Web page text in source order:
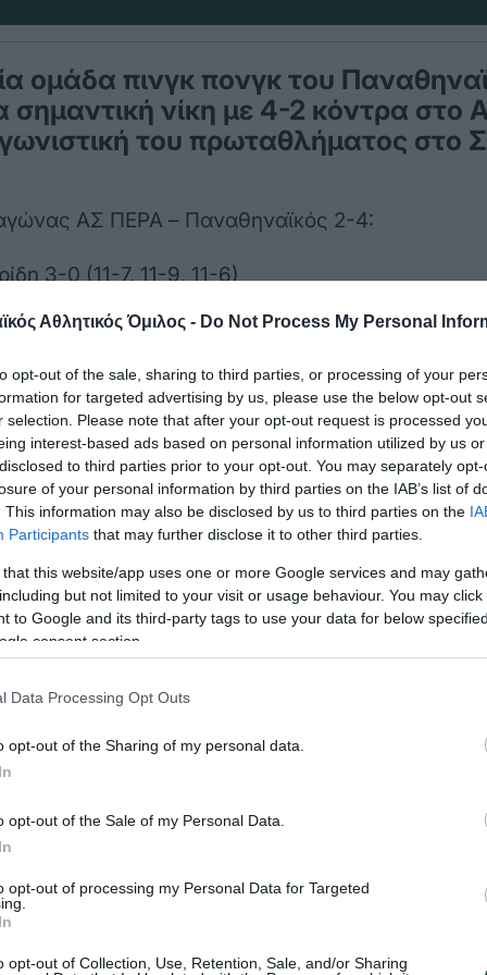
Αθλητικός Όμιλος - Do Not Process My Personal
opt-out of the sale, sharing to third parties, or processing of your
for targeted advertising by us, please use the below opt-out
selection. Please note that after your opt-out request is processed
interest-based ads based on personal information utilized by us
to third parties prior to your opt-out. You may separately
of your personal information by third parties on the IAB’s list of
This information may also be disclosed by us to third parties on the
Participants that may further disclose it to other third parties.
that this website/app uses one or more Google services and may
but not limited to your visit or usage behaviour. You may
to Google and its third-party tags to use your data for below
consent section.
Data Processing Opt Outs
opt-out of the Sharing of my personal data.
opt-out of the Sale of my Personal Data.
opt-out of processing my Personal Data for Targeted
opt-out of Collection, Use, Retention, Sale, and/or Sharing
ομάδα πινγκ πονγκ του
σημαντική νίκη με 4-2 κόντρα στο
του πρωταθλήματος στο
ΑΣ ΠΕΡΑ – Παναθηναϊκός 2-4:
3-0 (11-7, 11-9, 11-6)
0-3 (4-11, 4-11, 6-11)
2-3 (8-11, 11-5, 11-9, 5-11, 5-11)
3-2 (10-12, 12-10, 7-11, 11-6, 11-6)
1-3 (11-7, 5-11, 9-11, 8-11)
1-3 (10-12, 11-5, 5-11, 10-12)